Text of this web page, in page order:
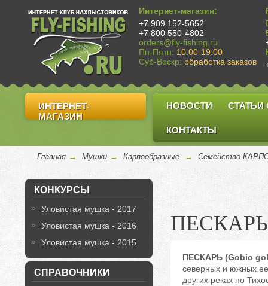
Интернет-магазин:
+7 909 152-5652
+7 800 550-4802
orders@fly-fishing.ru
Пн-Пятн: 10:00-19:00
Суб-Воскр: обработка заказов
ИНТЕРНЕТ-
МАГАЗИН
НОВОСТИ СТАТЬИ
КОНТАКТЫ
Главная → Мушки → Карпообразные → Семейство
КОНКУРСЫ
Уловистая мушка - 2017
Уловистая мушка - 2016
Уловистая мушка - 2015
СПРАВОЧНИКИ
ПЕСКАРЬ
ПЕСКАРЬ (Gobio
северных и южных ее
других реках по